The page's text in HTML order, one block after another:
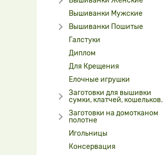
Вышиванки Мужские
Вышиванки Пошитые
Галстуки
Диплом
Для Крещения
Елочные игрушки
Заготовки для вышивки
сумки, клатчей, кошельков.
Заготовки на домотканом
полотне
Игольницы
Консервация